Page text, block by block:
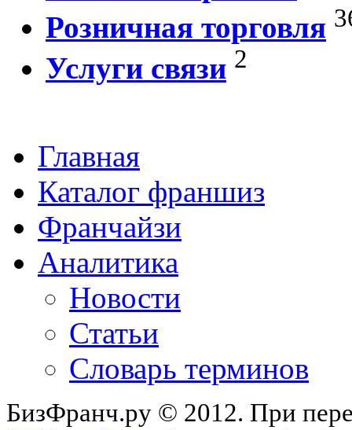
Розничная торговля
Услуги связи 2
Главная
Каталог франшиз
Франчайзи
Аналитика
Новости
Статьи
Словарь терминов
БизФранч.ру © 2012. При